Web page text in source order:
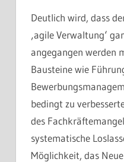
Deutlich wird, dass
‚agile Verwaltung‘
angegangen werden
Bausteine wie
bedingt zu
des
systematische
Möglichkeit, das